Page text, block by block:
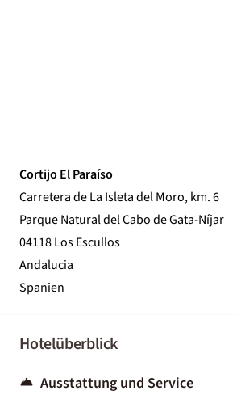
Cortijo El Paraíso
Carretera de La Isleta del Moro, km. 6
Parque Natural del Cabo de Gata-Níjar
04118 Los Escullos
Andalucia
Spanien
Hotelüberblick
Ausstattung und Service